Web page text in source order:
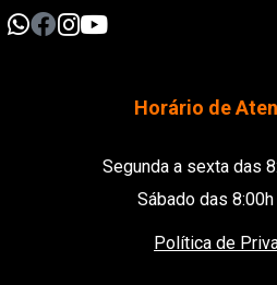
Horário de
Segunda a sexta das
Sábado das
Política de